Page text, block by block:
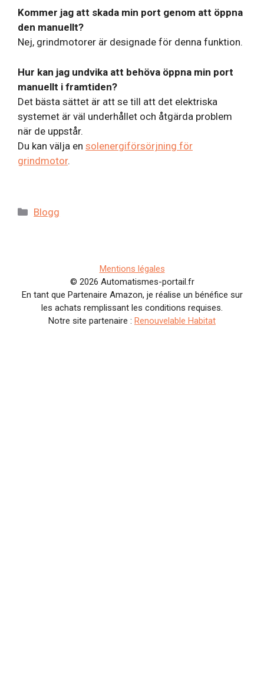
Kommer jag att skada min port genom att öppna
den manuellt?
Nej, grindmotorer är designade för denna funktion.
Hur kan jag undvika att behöva öppna min port
manuellt i framtiden?
Det bästa sättet är att se till att det elektriska
systemet är väl underhållet och åtgärda problem
när de uppstår.
Du kan välja en solenergiförsörjning för
grindmotor.
Kategorier
Blogg
Mentions légales
© 2026 Automatismes-portail.fr
En tant que Partenaire Amazon, je réalise un bénéfice sur
les achats remplissant les conditions requises.
Notre site partenaire : Renouvelable Habitat